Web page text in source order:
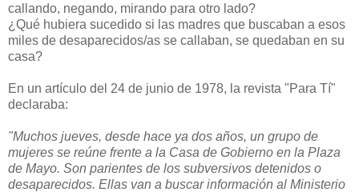
callando, negando, mirando para otro lado?
¿Qué hubiera sucedido si las madres que buscaban a esos
miles de desaparecidos/as se callaban, se quedaban en su
casa?
En un artículo del 24 de junio de 1978, la revista "Para Tí"
declaraba:
"Muchos jueves, desde hace ya dos años, un grupo de
mujeres se reúne frente a la Casa de Gobierno en la Plaza
de Mayo. Son parientes de los subversivos detenidos o
desaparecidos. Ellas van a buscar información al Ministerio